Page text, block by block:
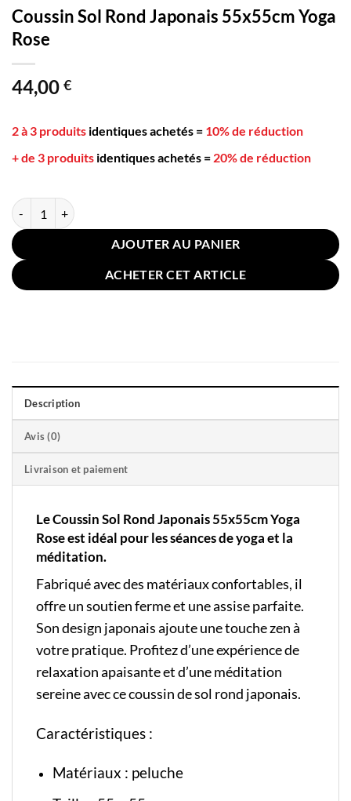
Coussin Sol Rond Japonais 55x55cm Yoga
Rose
44,00 €
2 à 3 produits identiques achetés = 10% de réduction
+ de 3 produits identiques achetés = 20% de réduction
quantité de Coussin Sol Rond Japonais 55x55cm Yoga Rose
AJOUTER AU PANIER
ACHETER CET ARTICLE
Description
Avis (0)
Livraison et paiement
LeCoussin Sol Rond Japonais 55x55cm Yoga
Rose est idéal pour les séances de yoga et la
méditation.
Fabriqué avec des matériaux confortables, il
offre un soutien ferme et une assise parfaite.
Son design japonais ajoute une touche zen à
votre pratique. Profitez d’une expérience de
relaxation apaisante et d’une méditation
sereine avec ce coussin de sol rond japonais.
Caractéristiques :
Matériaux : peluche